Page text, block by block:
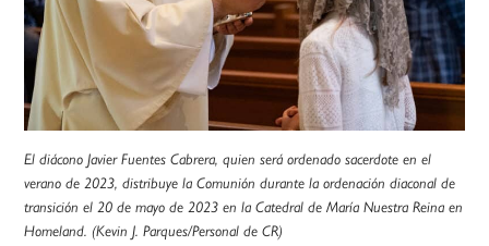
El diácono Javier Fuentes Cabrera, quien será ordenado sacerdote en el
verano de 2023, distribuye la Comunión durante la ordenación diaconal de
transición el 20 de mayo de 2023 en la Catedral de María Nuestra Reina en
Homeland. (Kevin J. Parques/Personal de CR)